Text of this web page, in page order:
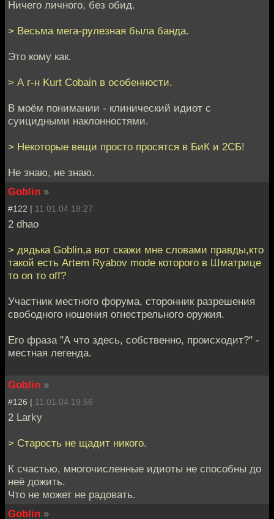
Ничего личного, без обид.
> Весьма мега-рулезная была банда.
Это кому как.
> А г-н Kurt Cobain в особенности.
В моём понимании - клинический идиот с
суицидными наклонностями.
> Некоторые вещи просто просятся в БиК и 2СБ!
Не знаю, не знаю.
Goblin »
#122 | 11.01.04 18:27
2 dhao
> дядька Goblin,а вот скажи мне словами правды,кто
такой есть Artem Ryabov mode которого в Шматрице
то on то off?
Участник местного форума, сторонник разрешения
свободного ношения огнестрельного оружия.
Его фраза "А что здесь, собственно, происходит?" -
местная легенда.
Goblin »
#126 | 11.01.04 19:56
2 Larky
> Старость не щадит никого.
К счастью, многочисленные идиоты не способны до
неё дожить.
Что не может не радовать.
Goblin »